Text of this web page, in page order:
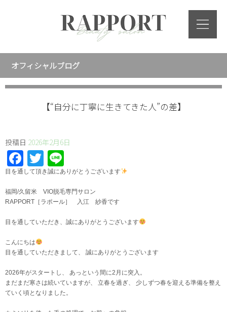
オフィシャルブログ
【“自分に丁寧に生きてきた人”の差】
投稿日 2026年2月6日
Facebook
Twitter
⁡目を通して頂き誠にありがとうございます
福岡/久留米 VIO脱毛専門サロン
RAPPORT［ラポール］ 入江 紗香です
目を通していただき、誠にありがとうございます
こんにちは
目を通していただきまして、 誠にありがとうございます
2026年がスタートし、 あっという間に2月に突入。
まだまだ寒さは続いていますが、 立春を過ぎ、 少しずつ春を迎える準備を整え
ていく頃となりました。